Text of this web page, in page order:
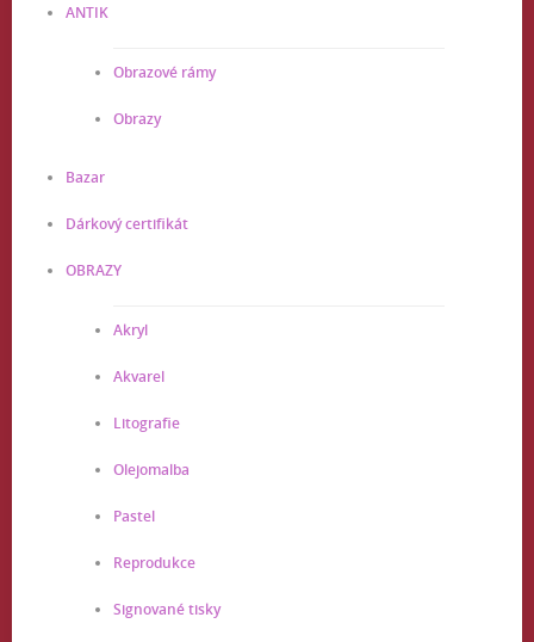
ANTIK
Obrazové rámy
Obrazy
Bazar
Dárkový certifikát
OBRAZY
Akryl
Akvarel
Litografie
Olejomalba
Pastel
Reprodukce
Signované tisky